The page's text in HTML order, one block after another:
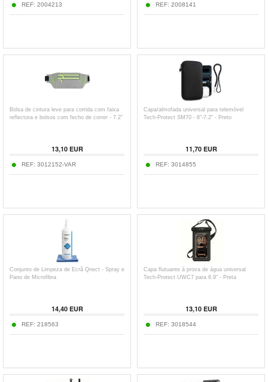
REF: 2004213 REF: 2008141
Bolsa de cintura leve para corrida com faixa
reflectora e bolsos com fecho de correr - 7.2"
13,10EUR
REF: 3012152-VAR
Capa/almofada universal para telemóvel
Tech-Protect SM70 - 6"-7.2" - Preto
11,70EUR
REF: 3014855
Conjunto de Limpeza de Ecrã Qnect - Spray e
Pano de Microfibra
14,40EUR
REF: 218563
Capa flutuante à prova de água universal
Tech-Protect UWC7 para 6.9" - Preta
13,10EUR
REF: 3018544